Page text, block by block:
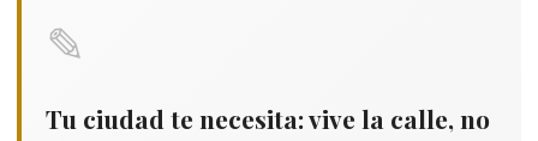
✎
Tu ciudad te necesita: vive la calle, no